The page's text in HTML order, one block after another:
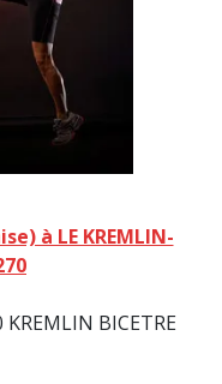
à LE KREMLIN-
KREMLIN BICETRE